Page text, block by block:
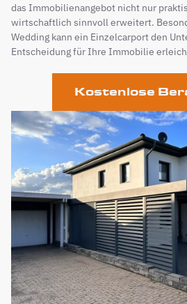
das Immobilienangebot nicht nur
wirtschaftlich sinnvoll erweitert.
Wedding kann ein Einzelcarport den
Entscheidung für Ihre Immobilie
Kostenlose